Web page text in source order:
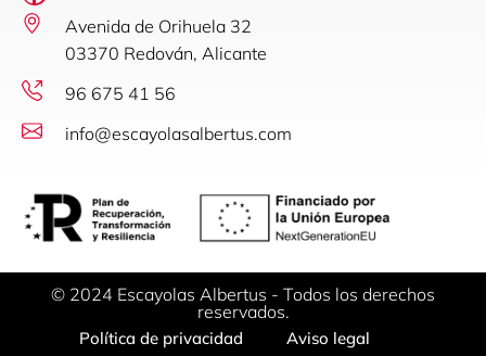
Avenida de Orihuela 32
03370 Redován, Alicante
96 675 41 56
info@escayolasalbertus.com
© 2024 Escayolas Albertus - Todos los derechos
reservados.
Política de privacidad Aviso legal